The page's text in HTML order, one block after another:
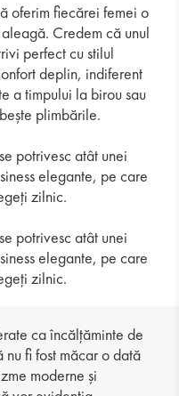
oferim fiecărei femei o
Credem că unul
perfect cu stilul
deplin, indiferent
a timpului la birou sau
plimbările.
potrivesc atât unei
elegante, pe care
zilnic.
potrivesc atât unei
elegante, pe care
zilnic.
ca încălțăminte de
fi fost măcar o dată
moderne și